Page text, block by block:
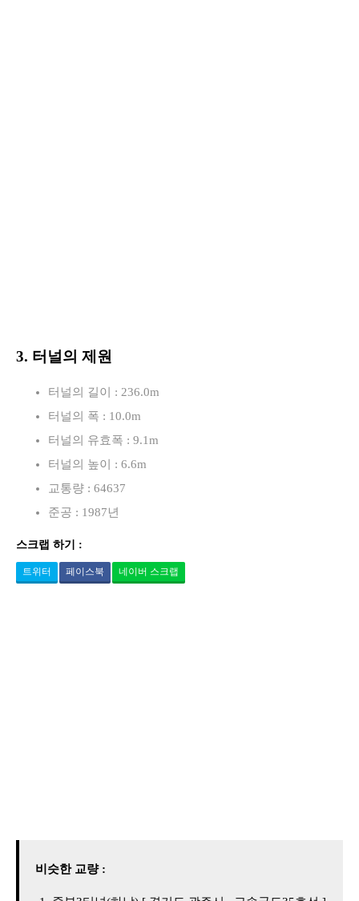
3. 터널의 제원
터널의 길이 : 236.0m
터널의 폭 : 10.0m
터널의 유효폭 : 9.1m
터널의 높이 : 6.6m
교통량 : 64637
준공 : 1987년
스크랩 하기 :
트위터 페이스북 네이버 스크랩
비슷한 교량 :